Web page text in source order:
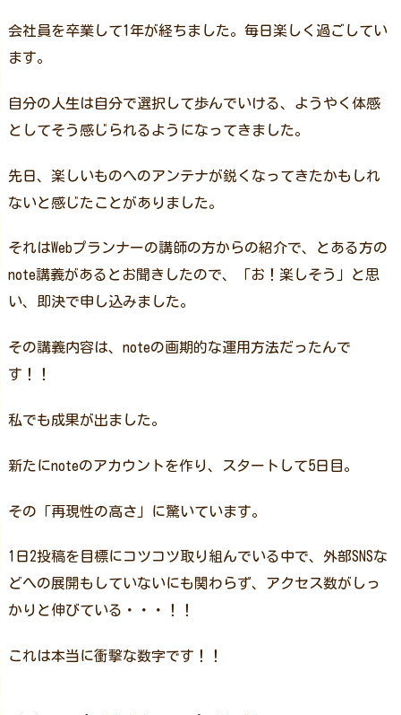
会社員を卒業して1年が経ちました。毎日楽しく過ごしてい
ます。
自分の人生は自分で選択して歩んでいける、ようやく体感
としてそう感じられるようになってきました。
先日、楽しいものへのアンテナが鋭くなってきたかもしれ
ないと感じたことがありました。
それはWebプランナーの講師の方からの紹介で、とある方の
note講義があるとお聞きしたので、「お！楽しそう」と思
い、即決で申し込みました。
その講義内容は、noteの画期的な運用方法だったんで
す！！
私でも成果が出ました。
新たにnoteのアカウントを作り、スタートして5日目。
その「再現性の高さ」に驚いています。
1日2投稿を目標にコツコツ取り組んでいる中で、外部SNSな
どへの展開もしていないにも関わらず、アクセス数がしっ
かりと伸びている・・・！！
これは本当に衝撃な数字です！！